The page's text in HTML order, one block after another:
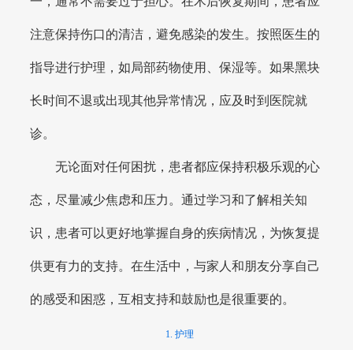
注意保持伤口的清洁，避免感染的发生。按照医生的
指导进行护理，如局部药物使用、保湿等。如果黑块
长时间不退或出现其他异常情况，应及时到医院就
诊。
无论面对任何困扰，患者都应保持积极乐观的心
态，尽量减少焦虑和压力。通过学习和了解相关知
识，患者可以更好地掌握自身的疾病情况，为恢复提
供更有力的支持。在生活中，与家人和朋友分享自己
的感受和困惑，互相支持和鼓励也是很重要的。
1. 护理